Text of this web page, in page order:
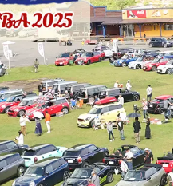
RECOMMENDATION
おすすめ情報
EVENTS
イベント情報
MEISTER TOUR
マイスターツアー
ACTIVITIES
アクティビティー
NORWAY VILLAGE
ノルウェービレッジ
SHIONOMICHI
塩の道